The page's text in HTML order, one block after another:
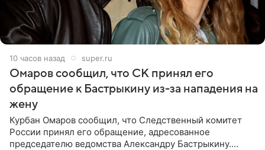
10 часов назад super.ru
Омаров сообщил, что СК принял его
обращение к Бастрыкину из-за нападения на
жену
Курбан Омаров сообщил, что Следственный комитет
России принял его обращение, адресованное
председателю ведомства Александру Бастрыкину.